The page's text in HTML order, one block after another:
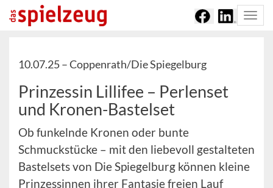
10.07.25 –Coppenrath/Die Spiegelburg
Prinzessin Lillifee – Perlenset
und Kronen-Bastelset
Ob funkelnde Kronen oder bunte
Schmuckstücke – mit den liebevoll gestalteten
Bastelsets von Die Spiegelburg können kleine
Prinzessinnen ihrer Fantasie freien Lauf